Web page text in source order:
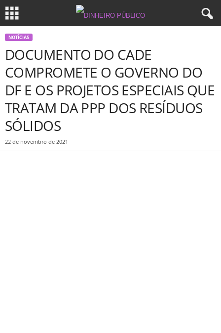
NOTÍCIAS
DOCUMENTO DO CADE
COMPROMETE O GOVERNO DO
DF E OS PROJETOS ESPECIAIS QUE
TRATAM DA PPP DOS RESÍDUOS
SÓLIDOS
22 de novembro de 2021